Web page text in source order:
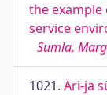
the
service
Sumla,
1021. Äri-ja